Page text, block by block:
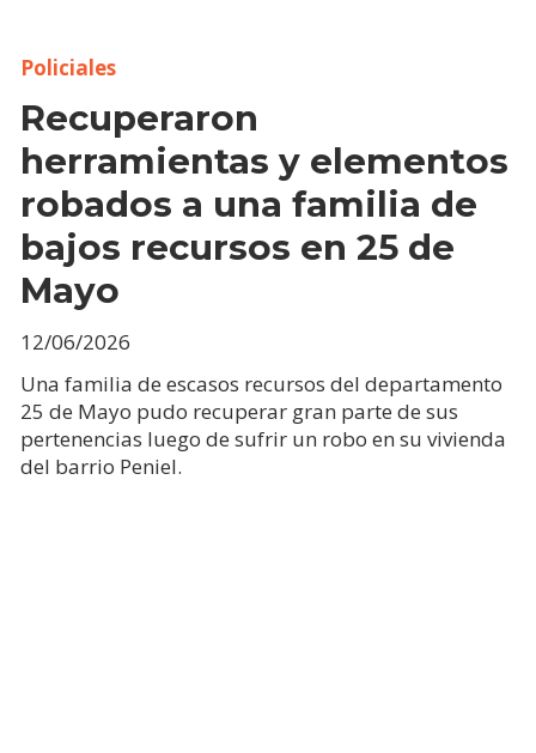
Recuperaron
herramientas y elementos
robados a una familia de
bajos recursos en 25 de
Mayo
Una familia de escasos recursos del departamento
25 de Mayo pudo recuperar gran parte de sus
pertenencias luego de sufrir un robo en su vivienda
del barrio Peniel.
Policiales
12/06/2026